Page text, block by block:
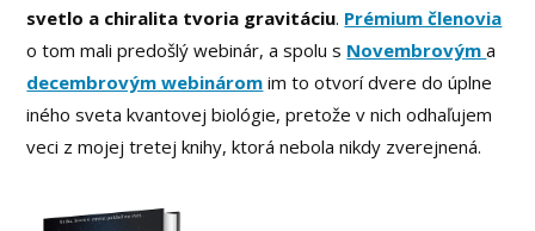
svetlo a chiralita tvoria gravitáciu. Prémium členovia
o tom mali predošlý webinár, a spolu s Novembrovýma
decembrovým webinárom im to otvorí dvere do úplne
iného sveta kvantovej biológie, pretože v nich odhaľujem
veci z mojej tretej knihy, ktorá nebola nikdy zverejnená.